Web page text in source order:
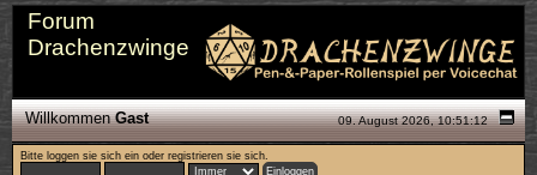
Forum
Drachenzwinge
09. August 2026, 10:51:12
WillkommenGast
Bitte loggen sie sich ein oderregistrieren sie sich.